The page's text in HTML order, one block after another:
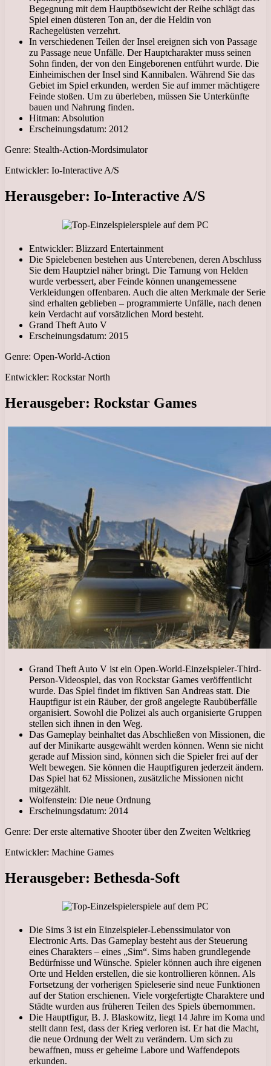
Begegnung mit dem Hauptbösewicht der Reihe schlägt das
Spiel einen düsteren Ton an, der die Heldin von
Rachegelüsten verzehrt.
In verschiedenen Teilen der Insel ereignen sich von Passage
zu Passage neue Unfälle. Der Hauptcharakter muss seinen
Sohn finden, der von den Eingeborenen entführt wurde. Die
Einheimischen der Insel sind Kannibalen. Während Sie das
Gebiet im Spiel erkunden, werden Sie auf immer mächtigere
Feinde stoßen. Um zu überleben, müssen Sie Unterkünfte
bauen und Nahrung finden.
Hitman: Absolution
Erscheinungsdatum: 2012
Genre: Stealth-Action-Mordsimulator
Entwickler: Io-Interactive A/S
Herausgeber: Io-Interactive A/S
Entwickler: Blizzard Entertainment
Die Spielebenen bestehen aus Unterebenen, deren Abschluss
Sie dem Hauptziel näher bringt. Die Tarnung von Helden
wurde verbessert, aber Feinde können unangemessene
Verkleidungen offenbaren. Auch die alten Merkmale der Serie
sind erhalten geblieben – programmierte Unfälle, nach denen
kein Verdacht auf vorsätzlichen Mord besteht.
Grand Theft Auto V
Erscheinungsdatum: 2015
Genre: Open-World-Action
Entwickler: Rockstar North
Herausgeber: Rockstar Games
Grand Theft Auto V ist ein Open-World-Einzelspieler-Third-
Person-Videospiel, das von Rockstar Games veröffentlicht
wurde. Das Spiel findet im fiktiven San Andreas statt. Die
Hauptfigur ist ein Räuber, der groß angelegte Raubüberfälle
organisiert. Sowohl die Polizei als auch organisierte Gruppen
stellen sich ihnen in den Weg.
Das Gameplay beinhaltet das Abschließen von Missionen, die
auf der Minikarte ausgewählt werden können. Wenn sie nicht
gerade auf Mission sind, können sich die Spieler frei auf der
Welt bewegen. Sie können die Hauptfiguren jederzeit ändern.
Das Spiel hat 62 Missionen, zusätzliche Missionen nicht
mitgezählt.
Wolfenstein: Die neue Ordnung
Erscheinungsdatum: 2014
Genre: Der erste alternative Shooter über den Zweiten Weltkrieg
Entwickler: Machine Games
Herausgeber: Bethesda-Soft
Die Sims 3 ist ein Einzelspieler-Lebenssimulator von
Electronic Arts. Das Gameplay besteht aus der Steuerung
eines Charakters – eines „Sim“. Sims haben grundlegende
Bedürfnisse und Wünsche. Spieler können auch ihre eigenen
Orte und Helden erstellen, die sie kontrollieren können. Als
Fortsetzung der vorherigen Spieleserie sind neue Funktionen
auf der Station erschienen. Viele vorgefertigte Charaktere und
Städte wurden aus früheren Teilen des Spiels übernommen.
Die Hauptfigur, B. J. Blaskowitz, liegt 14 Jahre im Koma und
stellt dann fest, dass der Krieg verloren ist. Er hat die Macht,
die neue Ordnung der Welt zu verändern. Um sich zu
bewaffnen, muss er geheime Labore und Waffendepots
erkunden.